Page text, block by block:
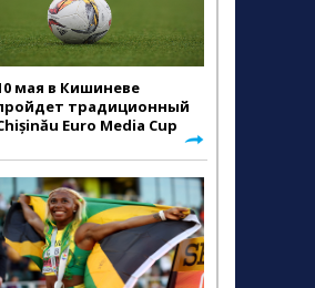
мая в Кишиневе
традиционный
Euro Media Cup